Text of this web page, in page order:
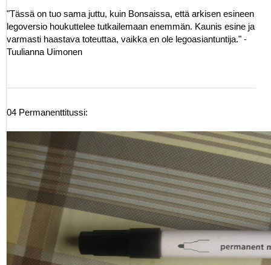
"Tässä on tuo sama juttu, kuin Bonsaissa, että arkisen esineen
legoversio houkuttelee tutkailemaan enemmän. Kaunis esine ja
varmasti haastava toteuttaa, vaikka en ole legoasiantuntija." -
Tuulianna Uimonen
04 Permanenttitussi: